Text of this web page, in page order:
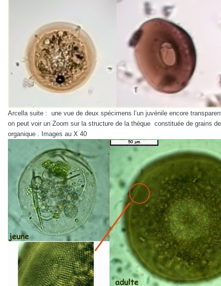
Arcella suite : une vue de deux spécimens l’un juvénile encore
on peut voir un Zoom sur la structure de la thèque constituée de grains
organique . Images au X 40